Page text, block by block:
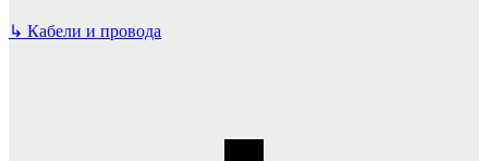
↳ Кабели и провода